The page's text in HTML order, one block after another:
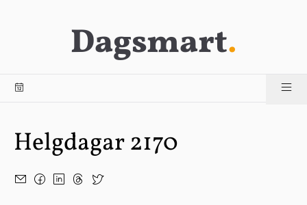
Dagsmart.
Helgdagar 2170